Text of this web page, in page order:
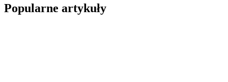
Popularne artykuły